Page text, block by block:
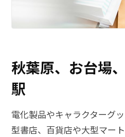
秋葉原、お台場
駅
電化製品やキャラクターグ
型書店、百貨店や大型マー